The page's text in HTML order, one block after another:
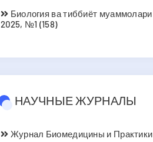
Биология ва тиббиёт муаммолари
2025, №1 (158)
НАУЧНЫЕ ЖУРНАЛЫ
Журнал Биомедицины и Практики